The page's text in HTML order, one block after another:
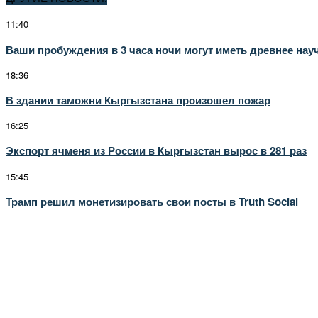
11:40
Ваши пробуждения в 3 часа ночи могут иметь древнее
18:36
В здании таможни Кыргызстана произошел пожар
16:25
Экспорт ячменя из России в Кыргызстан вырос в 281 раз
15:45
Трамп решил монетизировать свои посты в Truth Social